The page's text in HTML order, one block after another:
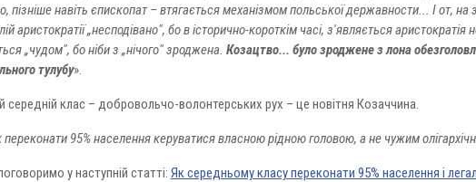
пізніше навіть єпископат – втягається механізмом польської державности... І от, на
аристократії „несподівано", бо в історично-короткім часі, з'являється аристократія
„чудом", бо ніби з „нічого" зроджена. Козацтво... було зроджене з лона
тулубу».
середній клас – добровольчо-волонтерських рух – це новітня Козаччина.
переконати 95% населення керуватися власною рідною головою, а не чужим
у наступній статті: Як середньому класу переконати 95% населення і